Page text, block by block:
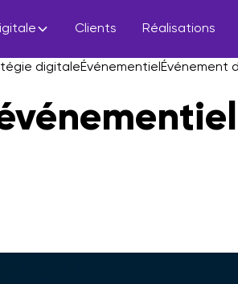
Clients Réalisations
digitaleÉvénementiel Événement